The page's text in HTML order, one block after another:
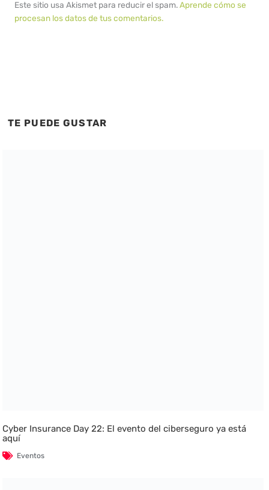
Este sitio usa Akismet para reducir el spam.Aprende cómo se
procesan los datos de tus comentarios.
TE PUEDE GUSTAR
Cyber Insurance Day 22: El evento del ciberseguro ya está
aquí
Eventos